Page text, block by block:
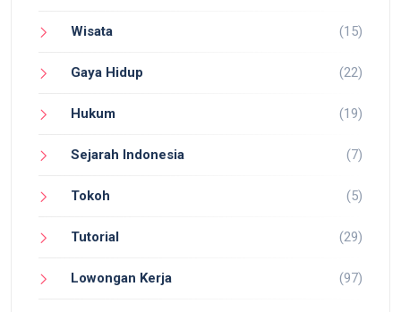
Wisata (15)
Gaya Hidup (22)
Hukum (19)
Sejarah Indonesia (7)
Tokoh (5)
Tutorial (29)
Lowongan Kerja (97)